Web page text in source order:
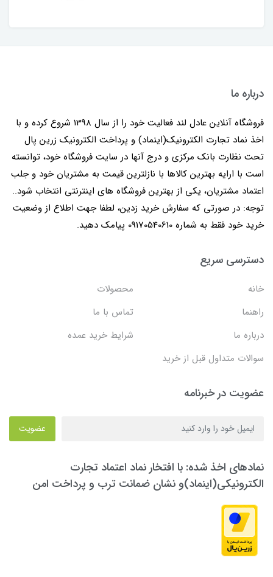
درباره ما
فروشگاه آنلاین عادل لند فعالیت خود را از سال 1398 شروع کرده و با
اخذ نماد تجارت الکترونیک(اینماد) و پرداخت الکترونیک زرین پال
تحت نظارت بانک مرکزی و درج آنها در سایت فروشگاه خود، توانسته
است با ارایه بهترین کالاها با نازلترین قیمت به مشتریان خود و جلب
اعتماد مشتریان، یکی از بهترین فروشگاه های اینترنتی انتخاب شود..
توجه: در صورتی که سفارش خرید زدین، لطفا جهت اطلاع از وضعیت
خرید خود فقط به شماره 09170540610 پیامک دهید.
دسترسی سریع
خانه
محصولات
راهنما
تماس با ما
درباره ما
شرایط خرید عمده
سوالات متداول قبل از خرید
عضویت در خبرنامه
عضویت
نمادهای اخذ شده: با افتخار نماد اعتماد تجارت
الکترونیکی(اینماد)و نشان ضمانت ترب و پرداخت امن